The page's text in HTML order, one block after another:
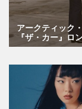
アークティック
『ザ・カー』ロ